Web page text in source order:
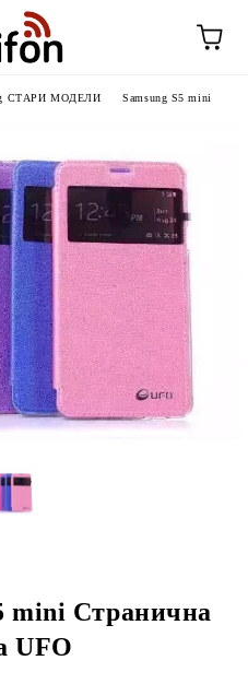
СТАРИ МОДЕЛИ Samsung S5 mini
mini Странична
UFO